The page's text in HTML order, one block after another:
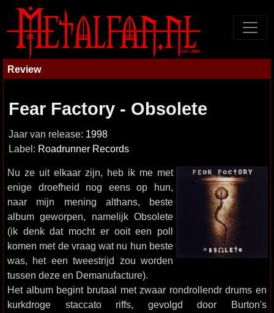
Review
Fear Factory - Obsolete
Jaar van release: 1998
Label: Roadrunner Records
Nu ze uit elkaar zijn, heb ik me met
enige droefheid nog eens op hun,
naar mijn mening althans, beste
album geworpen, namelijk Obsolete
(ik denk dat mocht er ooit een poll
komen met de vraag wat nu hun beste
was, het een tweestrijd zou worden
tussen deze en Demanufacture).
Het album begint brutaal met zwaar rondrollendr drums en
kurkdroge staccato riffs, gevolgd door Burton's